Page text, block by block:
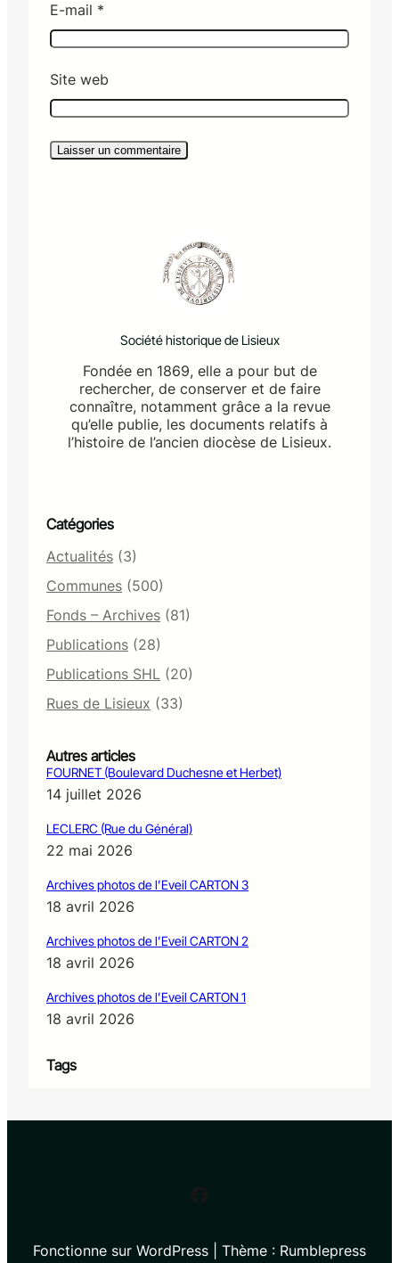
E-mail *
Site web
Société historique de Lisieux
Fondée en 1869, elle a pour but de
rechercher, de conserver et de faire
connaître, notamment grâce a la revue
qu’elle publie, les documents relatifs à
l’histoire de l’ancien diocèse de Lisieux.
Catégories
Actualités (3)
Communes (500)
Fonds – Archives (81)
Publications (28)
Publications SHL (20)
Rues de Lisieux (33)
Autres articles
FOURNET (Boulevard Duchesne et Herbet)
14 juillet 2026
LECLERC (Rue du Général)
22 mai 2026
Archives photos de l’Eveil CARTON 3
18 avril 2026
Archives photos de l’Eveil CARTON 2
18 avril 2026
Archives photos de l’Eveil CARTON 1
18 avril 2026
Tags
Fonctionne sur WordPress | Thème : Rumblepress